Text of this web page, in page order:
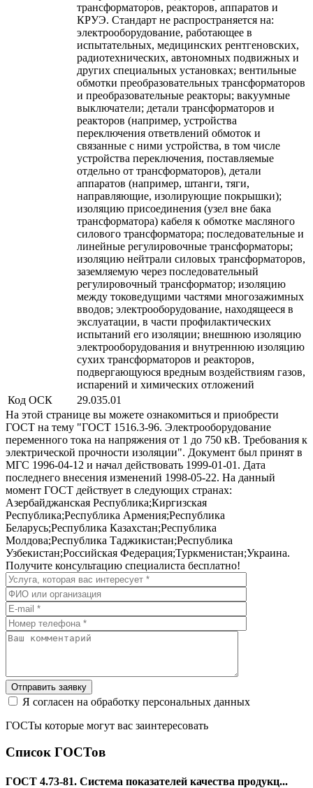
трансформаторов, реакторов, аппаратов и
КРУЭ. Стандарт не распространяется на:
электрооборудование, работающее в
испытательных, медицинских рентгеновских,
радиотехнических, автономных подвижных и
других специальных установках; вентильные
обмотки преобразовательных трансформаторов
и преобразовательные реакторы; вакуумные
выключатели; детали трансформаторов и
реакторов (например, устройства
переключения ответвлений обмоток и
связанные с ними устройства, в том числе
устройства переключения, поставляемые
отдельно от трансформаторов), детали
аппаратов (например, штанги, тяги,
направляющие, изолирующие покрышки);
изоляцию присоединения (узел вне бака
трансформатора) кабеля к обмотке масляного
силового трансформатора; последовательные и
линейные регулировочные трансформаторы;
изоляцию нейтрали силовых трансформаторов,
заземляемую через последовательный
регулировочный трансформатор; изоляцию
между токоведущими частями многозажимных
вводов; электрооборудование, находящееся в
экслуатации, в части профилактических
испытаний его изоляции; внешнюю изоляцию
электрооборудования и внутреннюю изоляцию
сухих трансформаторов и реакторов,
подвергающуюся вредным воздействиям газов,
испарений и химических отложений
Код ОСК
29.035.01
На этой странице вы можете ознакомиться и приобрести
ГОСТ на тему "ГОСТ 1516.3-96. Электрооборудование
переменного тока на напряжения от 1 до 750 кВ. Требования к
электрической прочности изоляции". Документ был принят в
МГС 1996-04-12 и начал действовать 1999-01-01. Дата
последнего внесения изменений 1998-05-22. На данный
момент ГОСТ действует в следующих странах:
Азербайджанская Республика;Киргизская
Республика;Республика Армения;Республика
Беларусь;Республика Казахстан;Республика
Молдова;Республика Таджикистан;Республика
Узбекистан;Российская Федерация;Туркменистан;Украина.
Получите консультацию специалиста бесплатно!
Отправить заявку
Я согласен на обработку персональных данных
ГОСТы которые могут вас заинтересовать
Список ГОСТов
ГОСТ 4.73-81. Система показателей качества продукц...